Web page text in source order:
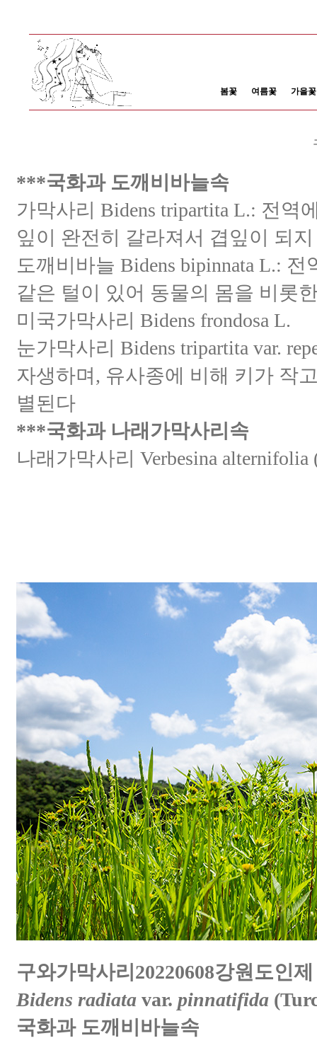
봄꽃 여름꽃 가을꽃
***국화과 도깨비바늘속
가막사리 Bidens tripartita L.: 전
잎이 완전히 갈라져서 겹잎이 되
도깨비바늘 Bidens bipinnata L.:
같은 털이 있어 동물의 몸을 비롯
미국가막사리 Bidens frondosa L.
눈가막사리 Bidens tripartita var.
자생하며, 유사종에 비해 키가 작
별된다
***국화과 나래가막사리속
나래가막사리 Verbesina alternifolia
구와가막사리20220608강원도인제
Bidens radiata var. pinnatifida
국화과 도깨비바늘속